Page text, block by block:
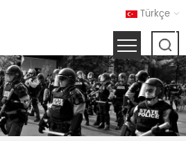
Türkçe